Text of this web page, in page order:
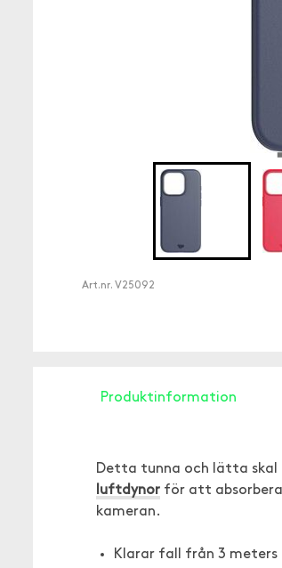
Art.nr. V25092
Produktinformation
Detta tunna och lätta skal
luftdynor för att absorbera
kameran.
Klarar fall från 3 meters